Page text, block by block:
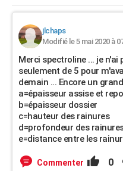
jlchaps
Modifié le 5 mai 2020 à
Merci spectroline ... je
seulement de 5 pour
demain ... Encore un
a=épaisseur assise et
b=épaisseur dossier
c=hauteur des rainures
d=profondeur des
e=distance entre les
Commenter 0